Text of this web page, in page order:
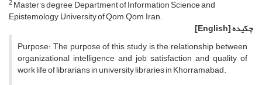
2Master's degree, Department of Information Science and
Epistemology, University of Qom, Qom, Iran.
چکیده[English]
Purpose: The purpose of this study is the relationship between
organizational intelligence and job satisfaction and quality of
work life of librarians in university libraries in Khorramabad.